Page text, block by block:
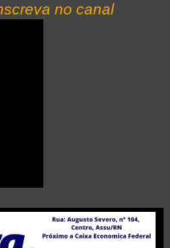
no canal